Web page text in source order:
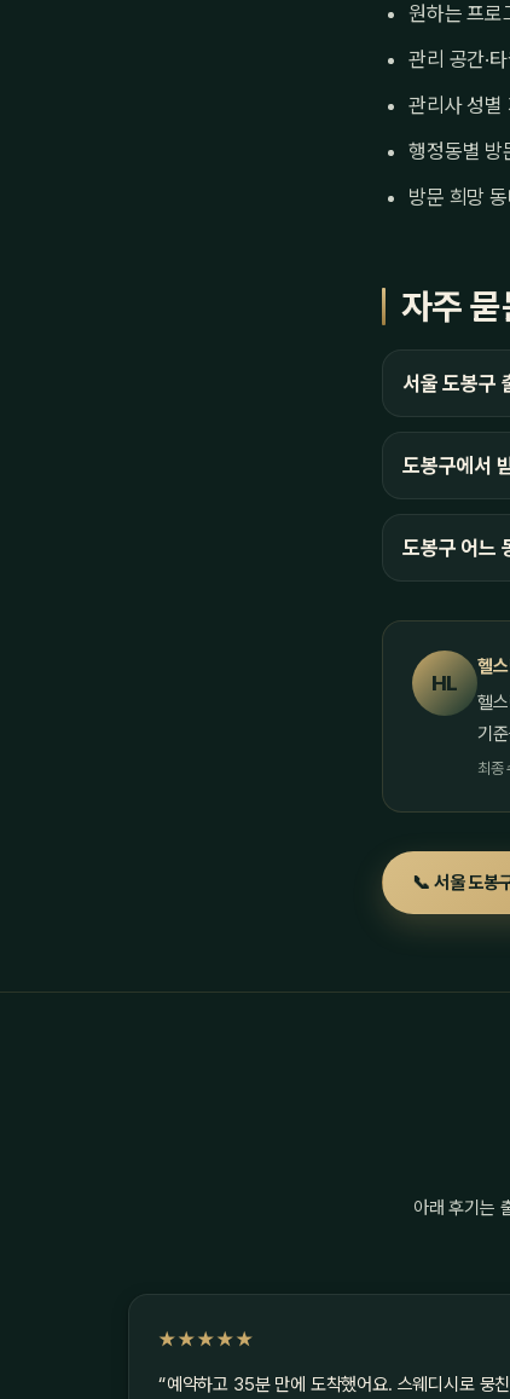
원하는 프로
관리 공간·
관리사 성별
행정동별 방
방문 희망
자주
서울 도봉구
도봉구에서
도봉구 어느
HL
헬
헬
기
최종
📞 서울 도
아래 후기는
★★★★★
“예약하고 35분 만에 도착했어요. 스웨디시로 뭉친